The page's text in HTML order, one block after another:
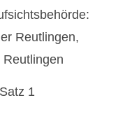
Reutlingen,
1